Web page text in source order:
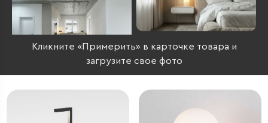
Кликните «Примерить» в карточке товара и
загрузите свое фото